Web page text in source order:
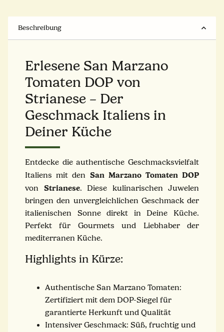
Beschreibung
Erlesene San Marzano
Tomaten DOP von
Strianese – Der
Geschmack Italiens in
Deiner Küche
Entdecke die authentische Geschmacksvielfalt
Italiens mit den San Marzano Tomaten DOP
von Strianese. Diese kulinarischen Juwelen
bringen den unvergleichlichen Geschmack der
italienischen Sonne direkt in Deine Küche.
Perfekt für Gourmets und Liebhaber der
mediterranen Küche.
Highlights in Kürze:
Authentische San Marzano Tomaten:
Zertifiziert mit dem DOP-Siegel für
garantierte Herkunft und Qualität
Intensiver Geschmack: Süß, fruchtig und